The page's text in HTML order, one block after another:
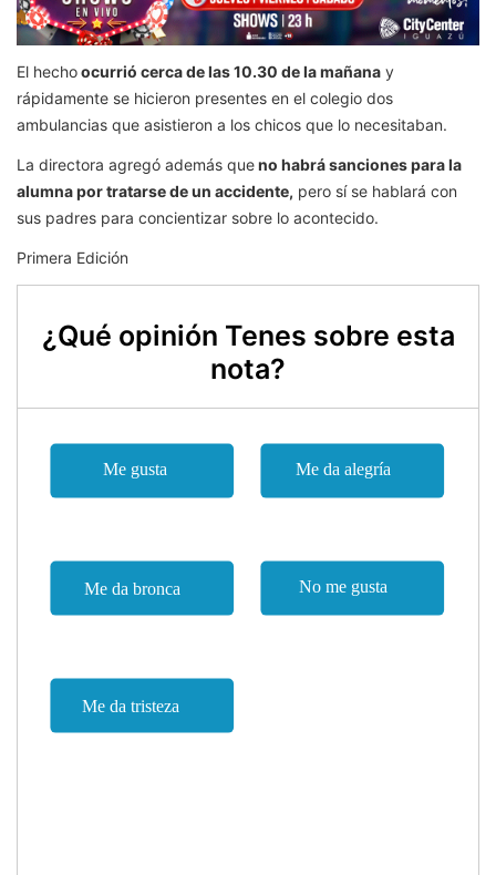
El hechoocurrió cerca de las 10.30 de la mañana y
rápidamente se hicieron presentes en el colegio dos
ambulancias que asistieron a los chicos que lo necesitaban.
La directora agregó además queno habrá sanciones para la
alumna por tratarse de un accidente, pero sí se hablará con
sus padres para concientizar sobre lo acontecido.
Primera Edición
¿Qué opinión Tenes sobre esta
nota?